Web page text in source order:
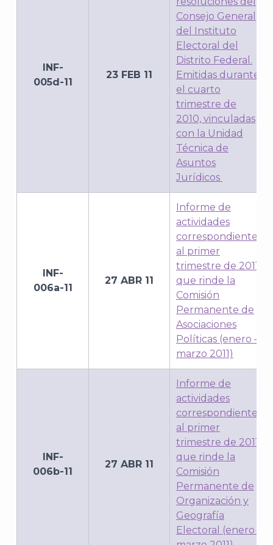
INF-
005d-11
23 FEB 11
Consejo General
del Instituto
Electoral del
Distrito Federal.
Emitidas durante
el cuarto
trimestre de
2010, vinculadas
con la Unidad
Técnica de
Asuntos
Jurídicos
INF-
006a-11
27 ABR 11
Informe de
actividades
correspondientes
al primer
trimestre de 2011,
que rinde la
Comisión
Permanente de
Asociaciones
Políticas (enero –
marzo 2011)
INF-
006b-11
27 ABR 11
Informe de
actividades
correspondientes
al primer
trimestre de 2011,
que rinde la
Comisión
Permanente de
Organización y
Geografía
Electoral (enero –